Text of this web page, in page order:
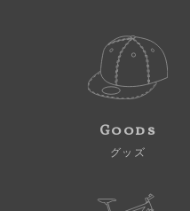
Goods
グッズ